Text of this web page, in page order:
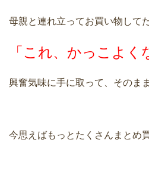
母親と連れ立ってお買い物して
「これ、かっこよく
興奮気味に手に取って、そのま
今思えばもっとたくさんまとめ